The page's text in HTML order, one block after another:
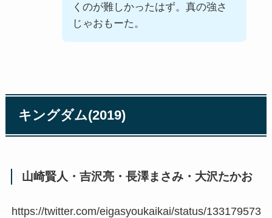
くのが難しかったはず。真の強さ
じゃおもーた。
キングダム(2019)
山崎賢人・吉沢亮・長澤まさみ・大沢たかお
https://twitter.com/eigasyoukaikai/status/133179573